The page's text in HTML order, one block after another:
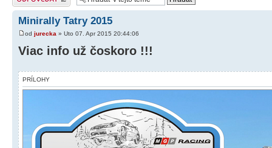
Minirally Tatry 2015
od jurecka » Uto 07. Apr 2015 20:44:06
Viac info už čoskoro !!!
PRÍLOHY